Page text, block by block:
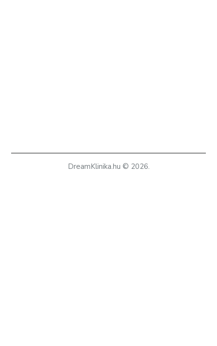
DreamKlinika.hu © 2026.